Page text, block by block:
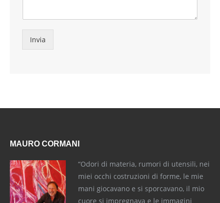
Invia
MAURO CORMANI
“Odori di materia, rumori di utensili, nei
miei occhi costruzioni di forme, le mie
mani giocavano e si sporcavano, il mio
cuore si impregnava e le immagini